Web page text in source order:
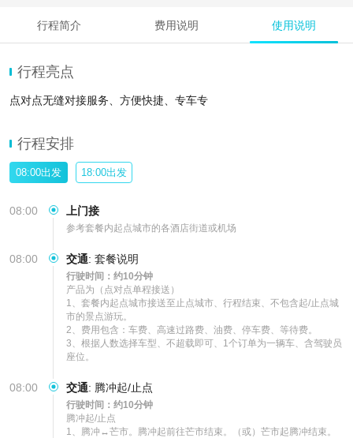
行程简介 费用说明 使用说明
行程亮点
点对点无缝对接服务、方便快捷、专车专
行程安排
08:00出发 18:00出发
08:00 上门接
参考套餐内起点城市的各酒店街道或机场
08:00 交通: 套餐说明
行驶时间：约10分钟
产品为（点对点单程接送）
1、套餐内起点城市接送至止点城市、行程结束、不包含起/止点城
市的景点游玩。
2、费用包含：车费、高速过路费、油费、停车费、等待费。
3、根据人数选择车型、不超载即可、1个订单为一辆车、含驾驶员
座位。
08:00 交通: 腾冲起/止点
行驶时间：约10分钟
腾冲起/止点
1、腾冲↔芒市。腾冲起前往芒市结束。（或）芒市起腾冲结束。